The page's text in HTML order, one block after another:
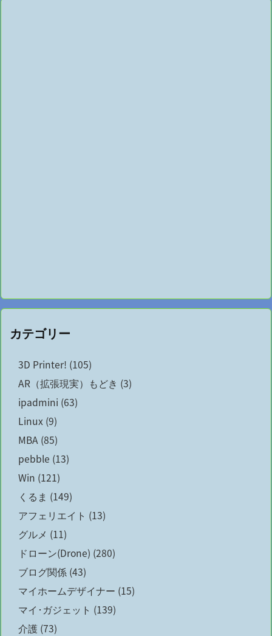
カテゴリー
3D Printer! (105)
AR（拡張現実）もどき (3)
ipadmini (63)
Linux (9)
MBA (85)
pebble (13)
Win (121)
くるま (149)
アフェリエイト (13)
グルメ (11)
ドローン(Drone) (280)
ブログ関係 (43)
マイホームデザイナー (15)
マイ･ガジェット (139)
介護 (73)